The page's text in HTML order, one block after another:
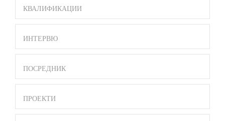
КВАЛИФИКАЦИИ
ИНТЕРВЮ
ПОСРЕДНИК
ПРОЕКТИ